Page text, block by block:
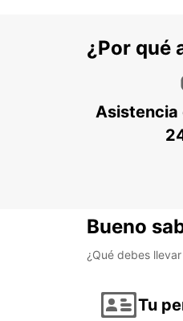
¿Por qué
Asistencia
Bueno
¿Qué debes
Tu